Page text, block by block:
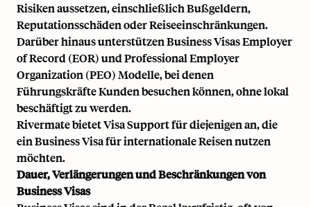
Risiken aussetzen, einschließlich Bußgeldern,
Reputationsschäden oder Reiseeinschränkungen.
Darüber hinaus unterstützen Business VisasEmployer
of Record (EOR) undProfessional Employer
Organization (PEO) Modelle, bei denen
Führungskräfte Kunden besuchen können, ohne lokal
beschäftigt zu werden.
Rivermate bietetVisa Supportfür diejenigen an, die
ein Business Visa für internationale Reisen nutzen
möchten.
Dauer, Verlängerungen und Beschränkungen von
Business Visas